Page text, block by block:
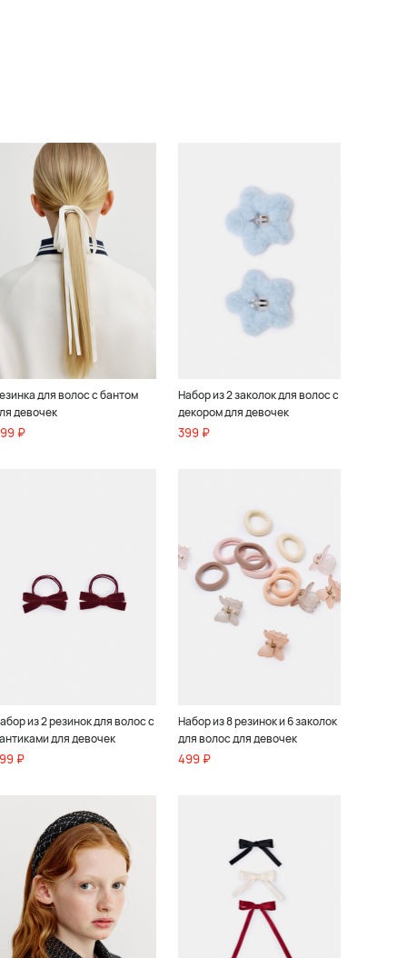
для волос с бантом
девочек
₽
Набор из 2 заколок для волос с
декором для девочек
399 ₽
из 2 резинок для волос с
для девочек
₽
Набор из 8 резинок и 6 заколок
для волос для девочек
499 ₽